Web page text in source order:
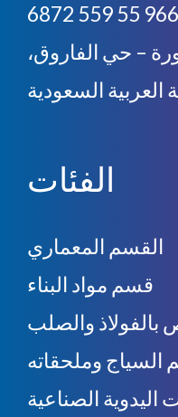
– حي الفاروق،
العربية السعودية
الفئات
القسم المعماري
قسم مواد البناء
بالفولاذ والصلب
السياج وملحقاته
اليدوية الصناعية